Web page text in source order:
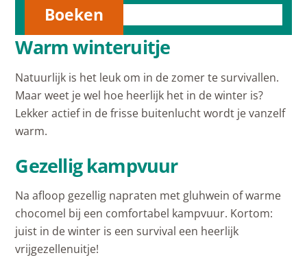
Warm winteruitje
Natuurlijk is het leuk om in de zomer te survivallen.
Maar weet je wel hoe heerlijk het in de winter is?
Lekker actief in de frisse buitenlucht wordt je vanzelf
warm.
Gezellig kampvuur
Na afloop gezellig napraten met gluhwein of warme
chocomel bij een comfortabel kampvuur. Kortom:
juist in de winter is een survival een heerlijk
vrijgezellenuitje!
Boeken